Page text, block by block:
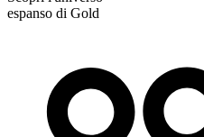
espanso di Gold